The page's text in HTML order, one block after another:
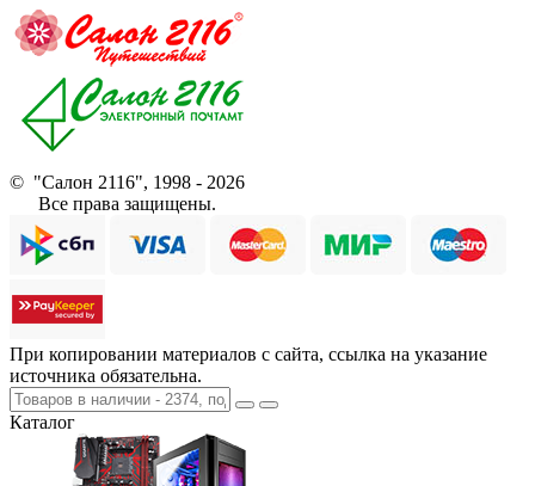
© "Салон 2116", 1998 - 2026
Все права защищены.
При копировании материалов с сайта, ссылка на указание
источника обязательна.
Каталог